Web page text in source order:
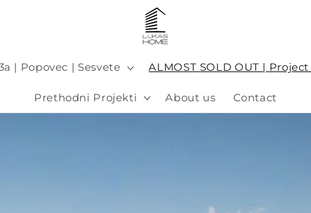
| Popovec | Sesvete ALMOST SOLD OUT |
Prethodni Projekti About us Contact